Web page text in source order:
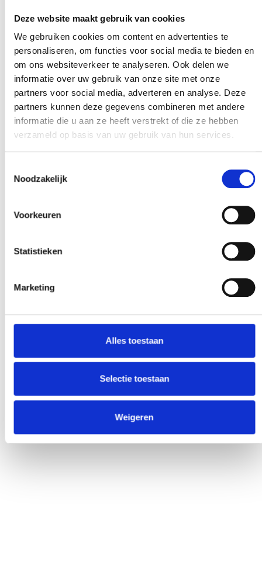
Deze website maakt gebruik van cookies
We gebruiken cookies om content en advertenties te
personaliseren, om functies voor social media te bieden en
om ons websiteverkeer te analyseren. Ook delen we
informatie over uw gebruik van onze site met onze
partners voor social media, adverteren en analyse. Deze
partners kunnen deze gegevens combineren met andere
informatie die u aan ze heeft verstrekt of die ze hebben
verzameld op basis van uw gebruik van hun services.
Noodzakelijk
Voorkeuren
Statistieken
Marketing
Alles toestaan
Selectie toestaan
Weigeren